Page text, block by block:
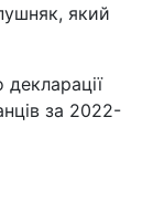
який
за 2022-